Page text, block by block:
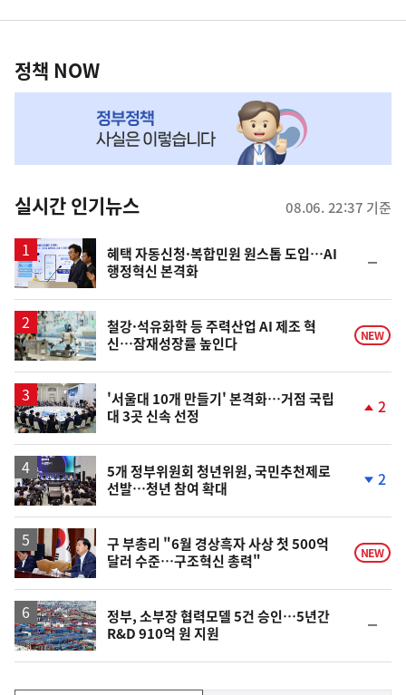
영
책
NOW,
뉴
스
정책 NOW
실시간 인기뉴스 08.06. 22:37 기준
혜택 자동신청·복합민원 원스톱 도입…AI
행정혁신 본격화
일
철강·석유화학 등 주력산업 AI 제조 혁
신…잠재성장률 높인다
NEW
'서울대 10개 만들기' 본격화…거점 국립
대 3곳 신속 선정
상
2
5개 정부위원회 청년위원, 국민추천제로
선발…청년 참여 확대
하
락
2
구 부총리 "6월 경상흑자 사상 첫 500억
달러 수준…구조혁신 총력"
NEW
정부, 소부장 협력모델 5건 승인…5년간
R&D 910억 원 지원
일